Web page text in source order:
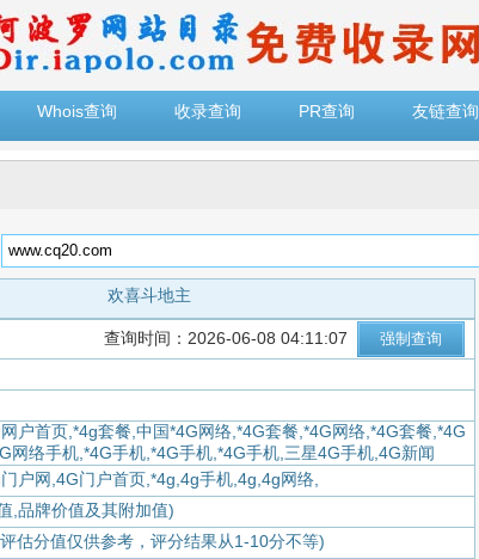
Whois查询 收录查询 PR查询 友链查询
欢喜斗地主
查询时间：2026-06-08 04:11:07
户首页,*4g套餐,中国*4G网络,*4G套餐,*4G网络,*4G套餐,*4G
网络手机,*4G手机,*4G手机,*4G手机,三星4G手机,4G新闻
户网,4G门户首页,*4g,4g手机,4g,4g网络,
,品牌价值及其附加值)
估分值仅供参考，评分结果从1-10分不等)